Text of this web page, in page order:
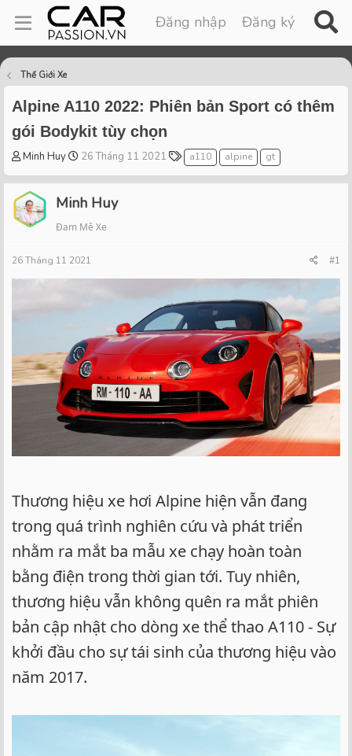
Đăng nhập Đăng ký
Thế Giới Xe
Alpine A110 2022: Phiên bản Sport có thêm
gói Bodykit tùy chọn
T
r
e
a
t
a
Minh Huy
S
a
r
d
t
e
26 Tháng 11 2021
T
a
g
a110 alpine gt
Minh Huy
Đam Mê Xe
26 Tháng 11 2021 #1
Thương hiệu xe hơi Alpine hiện vẫn đang
trong quá trình nghiên cứu và phát triển
nhằm ra mắt ba mẫu xe chạy hoàn toàn
bằng điện trong thời gian tới. Tuy nhiên,
thương hiệu vẫn không quên ra mắt phiên
bản cập nhật cho dòng xe thể thao A110 - Sự
khởi đầu cho sự tái sinh của thương hiệu vào
năm 2017.